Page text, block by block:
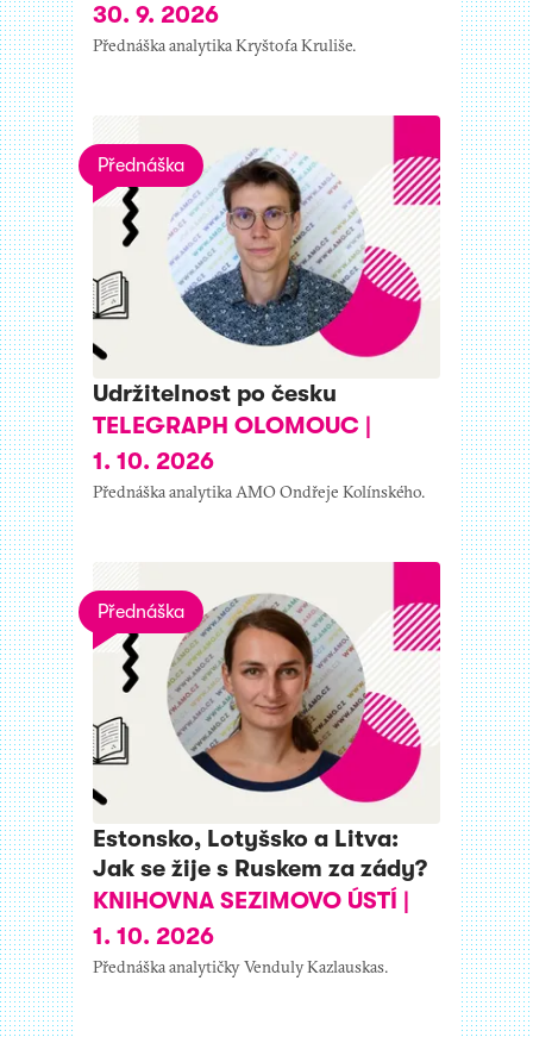
30. 9. 2026
Přednáška analytika Kryštofa Kruliše.
Přednáška
Udržitelnost po česku
TELEGRAPH OLOMOUC |
1. 10. 2026
Přednáška analytika AMO Ondřeje Kolínského.
Přednáška
Estonsko, Lotyšsko a Litva:
Jak se žije s Ruskem za zády?
KNIHOVNA SEZIMOVO ÚSTÍ |
1. 10. 2026
Přednáška analytičky Venduly Kazlauskas.